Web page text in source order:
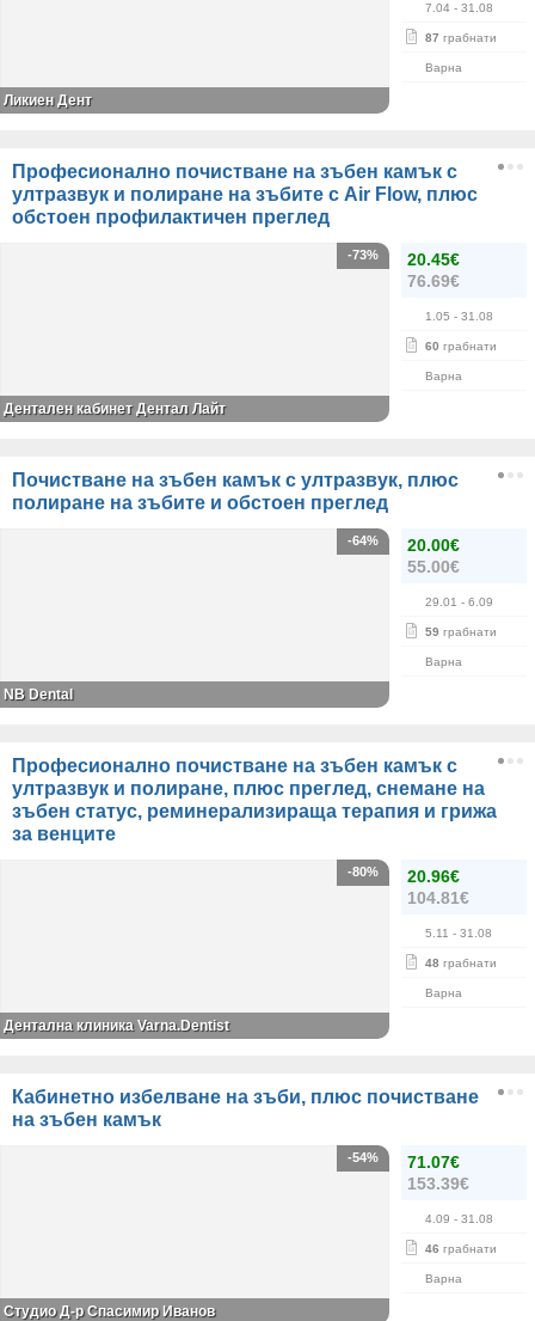
7.04 - 31.08
87 грабнати
Варна
Ликиен Дент
Професионално почистване на зъбен камък с
ултразвук и полиране на зъбите с Air Flow, плюс
обстоен профилактичен преглед
20.45€
76.69€
1.05 - 31.08
60 грабнати
Варна
-73%
Дентален кабинет Дентал Лайт
Почистване на зъбен камък с ултразвук, плюс
полиране на зъбите и обстоен преглед
20.00€
55.00€
29.01 - 6.09
59 грабнати
Варна
-64%
NB Dental
Професионално почистване на зъбен камък с
ултразвук и полиране, плюс преглед, снемане на
зъбен статус, реминерализираща терапия и грижа
за венците
20.96€
104.81€
5.11 - 31.08
48 грабнати
Варна
-80%
Дентална клиника Varna.Dentist
Кабинетно избелване на зъби, плюс почистване
на зъбен камък
71.07€
153.39€
4.09 - 31.08
46 грабнати
Варна
-54%
Студио Д-р Спасимир Иванов